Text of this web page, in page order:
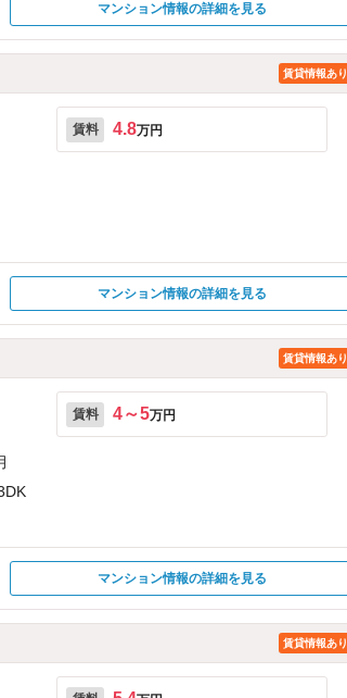
マンション情報の詳細を見る
賃貸情報あり
賃料 4.8万円
マンション情報の詳細を見る
賃貸情報あり
賃料 4～5万円
マンション情報の詳細を見る
賃貸情報あり